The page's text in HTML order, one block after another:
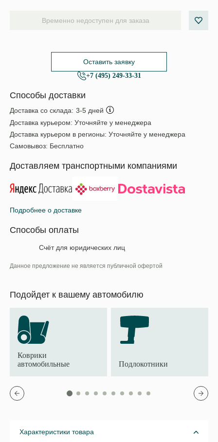
Временно недоступен для заказа
Оставить заявку
+7 (495) 249-33-31
Способы доставки
Доставка со склада: 3-5 дней
Доставка курьером: Уточняйте у менеджера
Доставка курьером в регионы: Уточняйте у менеджера
Самовывоз: Бесплатно
Доставляем транспортными компаниями
Подробнее о доставке
Способы оплаты
Счёт для юридических лиц
Данное предложение не является публичной офертой
Подойдет к вашему автомобилю
Коврики
автомобильные
Подлокотники
Характеристики товара